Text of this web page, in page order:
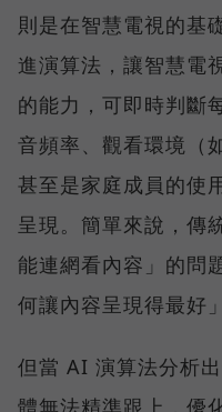
則是在智慧電視的基
進演算法，讓智慧電
的能力，可即時判斷
音頻率、觀看環境（
甚至是家庭成員的使
呈現。簡單來說，傳
能連網看內容」的問
何讓內容呈現得最好
但當 AI 演算法分析